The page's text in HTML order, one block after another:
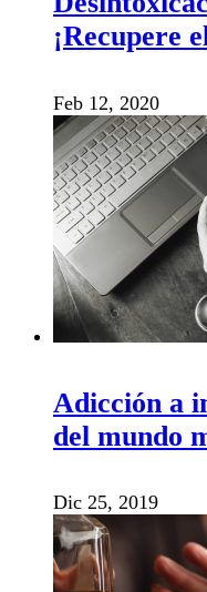
¡Recupere
Feb 12, 2020
Adicción a
del mundo
Dic 25, 2019